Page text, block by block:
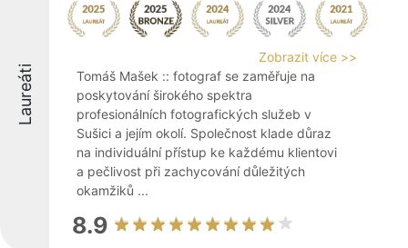
Laureáti
Zobrazit více >>
Tomáš Mašek :: fotograf se zaměřuje na
poskytování širokého spektra
profesionálních fotografických služeb v
Sušici a jejím okolí. Společnost klade důraz
na individuální přístup ke každému klientovi
a pečlivost při zachycování důležitých
okamžiků ...
8.9